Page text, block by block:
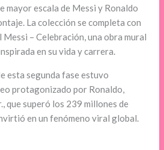
mayor escala de Messi y Ronaldo
La colección se completa con
– Celebración, una obra mural
en su vida y carrera.
esta segunda fase estuvo
protagonizado por Ronaldo,
que superó los 239 millones de
en un fenómeno viral global.